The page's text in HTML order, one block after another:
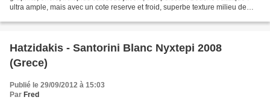
ultra ample, mais avec un cote reserve et froid, superbe texture milieu de
Hatzidakis - Santorini Blanc Nyxtepi 2008
(Grece)
Publié le 29/09/2012 à 15:03
Par Fred